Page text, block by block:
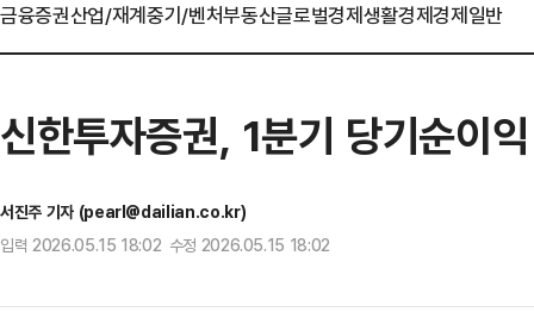
금융증권산업/재계중기/벤처부동산글로벌경제생활경제경제일반
신한투자증권, 1분기 당기순
서진주 기자 (pearl@dailian.co.kr)
입력 2026.05.15 18:02 수정 2026.05.15 18:02